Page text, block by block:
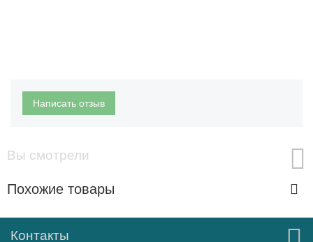
Написать отзыв
Вы смотрели
Похожие товары
Контакты